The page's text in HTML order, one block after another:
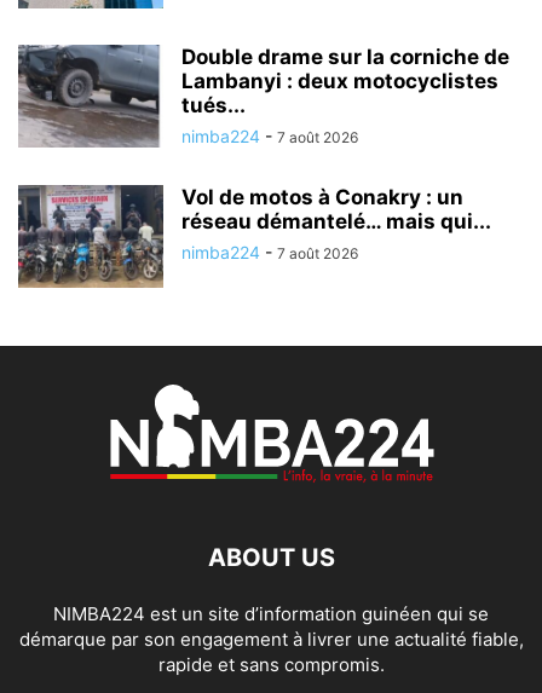
Double drame sur la corniche de
Lambanyi : deux motocyclistes
tués...
nimba224 - 7 août 2026
Vol de motos à Conakry : un
réseau démantelé… mais qui...
nimba224 - 7 août 2026
ABOUT US
NIMBA224 est un site d’information guinéen qui se
démarque par son engagement à livrer une actualité fiable,
rapide et sans compromis.